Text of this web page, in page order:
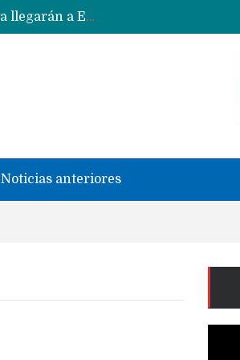
Solo China o Global: Cuáles Huawei MateBook, MatePad y Nova llegarán a Europa y LATAM?
Data Centers de Huawei en Chile, México, Brasil,Perú y Argentina podrían verse afectados por arremetida de EE.UU
Noticias anteriores